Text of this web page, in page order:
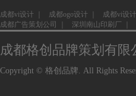
成都vi设计 成都ogo设计 成都vi设
成都广告策划公司
深圳南山印刷厂
成都格创品牌策划有限
Copyright © 格创品牌. All Rights